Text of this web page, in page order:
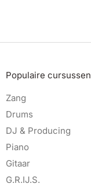
Populaire cursussen
Zang
Drums
DJ & Producing
Piano
Gitaar
G.R.IJ.S.